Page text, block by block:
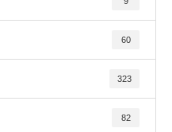
60
323
82